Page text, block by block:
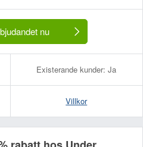
nu
Existerande kunder: Ja
Villkor